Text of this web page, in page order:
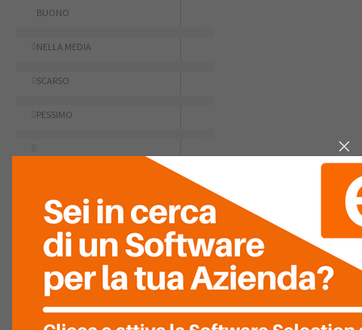
BUONO
NELLA MEDIA
SCARSO
PESSIMO
RIASSUNTO PUNTEGGIO
COMPETENZA
TECNICA
D'INSTALLAZIONE